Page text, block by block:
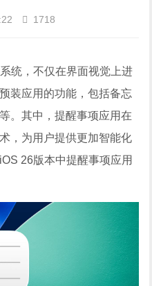
1718
统，不仅在界面视觉上进
装应用的功能，包括备忘
。其中，提醒事项应用在
，为用户提供更加智能化
26版本中提醒事项应用